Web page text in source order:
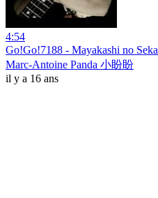
4:54
Go!Go!7188 - Mayakashi no
Marc-Antoine Panda 小盼盼
il y a 16 ans